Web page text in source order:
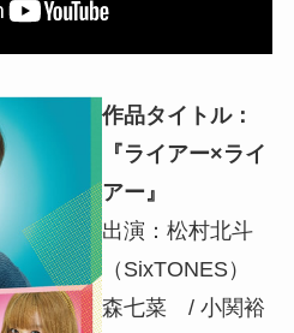
作品タイトル：
『ライアー×ライ
アー』
出演：松村北斗
（SixTONES）
森七菜 / 小関裕